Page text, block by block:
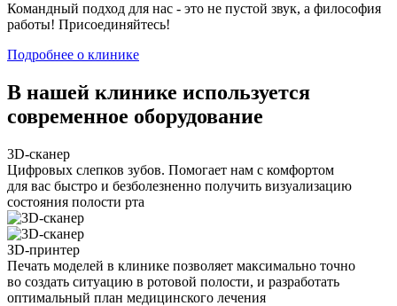
Командный подход для нас - это не пустой звук, а философия
работы! Присоединяйтесь!
Подробнее о клинике
В нашей клинике используется
современное оборудование
3D-сканер
Цифровых слепков зубов. Помогает нам с комфортом
для вас быстро и безболезненно получить визуализацию
состояния полости рта
ЗD-принтер
Печать моделей в клинике позволяет максимально точно
во создать ситуацию в ротовой полости, и разработать
оптимальный план медицинского лечения